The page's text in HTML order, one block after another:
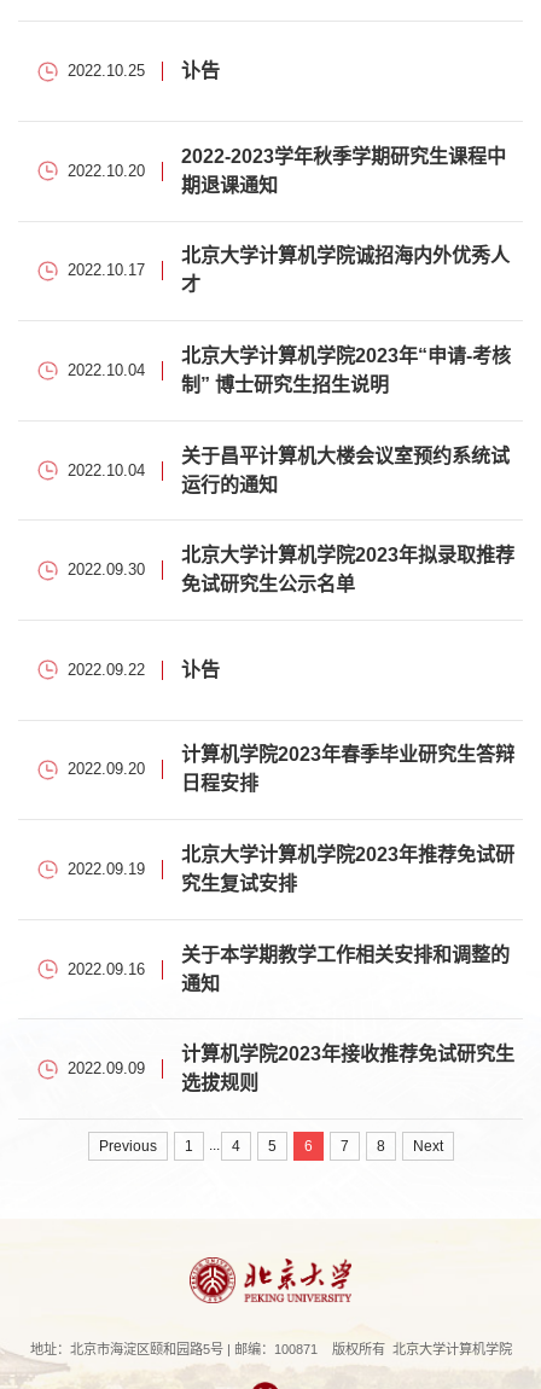
2022.10.25 讣告
2022.10.20
2022-2023学年秋季学期研究生课程中
期退课通知
2022.10.17
北京大学计算机学院诚招海内外优秀人
才
2022.10.04
北京大学计算机学院2023年“申请-考核
制” 博士研究生招生说明
2022.10.04
关于昌平计算机大楼会议室预约系统试
运行的通知
2022.09.30
北京大学计算机学院2023年拟录取推荐
免试研究生公示名单
2022.09.22 讣告
2022.09.20
计算机学院2023年春季毕业研究生答辩
日程安排
2022.09.19
北京大学计算机学院2023年推荐免试研
究生复试安排
2022.09.16
关于本学期教学工作相关安排和调整的
通知
2022.09.09
计算机学院2023年接收推荐免试研究生
选拔规则
Previous 1 ... 4 5 6 7 8 Next
地址：北京市海淀区颐和园路5号 | 邮编：100871 版权所有 北京大学计算机学院